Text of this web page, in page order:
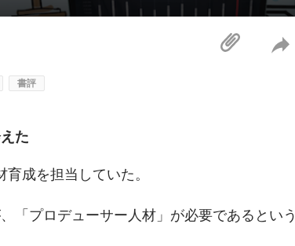
書評
た
成を担当していた。
「プロデューサー人材」が必要であるという